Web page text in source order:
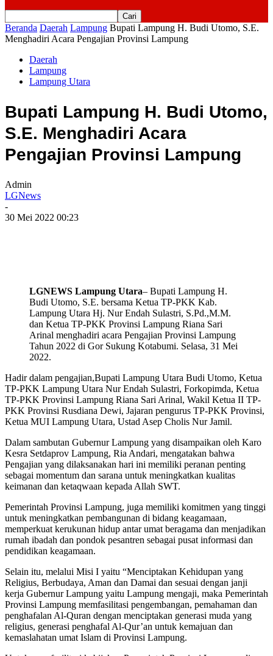
Beranda Daerah Lampung Bupati Lampung H. Budi Utomo, S.E.
Menghadiri Acara Pengajian Provinsi Lampung
Daerah
Lampung
Lampung Utara
Bupati Lampung H. Budi Utomo,
S.E. Menghadiri Acara
Pengajian Provinsi Lampung
Admin
LGNews
-
30 Mei 2022 00:23
LGNEWS Lampung Utara– Bupati Lampung H.
Budi Utomo, S.E. bersama Ketua TP-PKK Kab.
Lampung Utara Hj. Nur Endah Sulastri, S.Pd.,M.M.
dan Ketua TP-PKK Provinsi Lampung Riana Sari
Arinal menghadiri acara Pengajian Provinsi Lampung
Tahun 2022 di Gor Sukung Kotabumi. Selasa, 31 Mei
2022.
Hadir dalam pengajian,Bupati Lampung Utara Budi Utomo, Ketua
TP-PKK Lampung Utara Nur Endah Sulastri, Forkopimda, Ketua
TP-PKK Provinsi Lampung Riana Sari Arinal, Wakil Ketua II TP-
PKK Provinsi Rusdiana Dewi, Jajaran pengurus TP-PKK Provinsi,
Ketua MUI Lampung Utara, Ustad Asep Cholis Nur Jamil.
Dalam sambutan Gubernur Lampung yang disampaikan oleh Karo
Kesra Setdaprov Lampung, Ria Andari, mengatakan bahwa
Pengajian yang dilaksanakan hari ini memiliki peranan penting
sebagai momentum dan sarana untuk meningkatkan kualitas
keimanan dan ketaqwaan kepada Allah SWT.
Pemerintah Provinsi Lampung, juga memiliki komitmen yang tinggi
untuk meningkatkan pembangunan di bidang keagamaan,
memperkuat kerukunan hidup antar umat beragama dan menjadikan
rumah ibadah dan pondok pesantren sebagai pusat informasi dan
pendidikan keagamaan.
Selain itu, melalui Misi I yaitu “Menciptakan Kehidupan yang
Religius, Berbudaya, Aman dan Damai dan sesuai dengan janji
kerja Gubernur Lampung yaitu Lampung mengaji, maka Pemerintah
Provinsi Lampung memfasilitasi pengembangan, pemahaman dan
penghafalan Al-Quran dengan menciptakan generasi muda yang
religius, generasi penghafal Al-Qur’an untuk kemajuan dan
kemaslahatan umat Islam di Provinsi Lampung.